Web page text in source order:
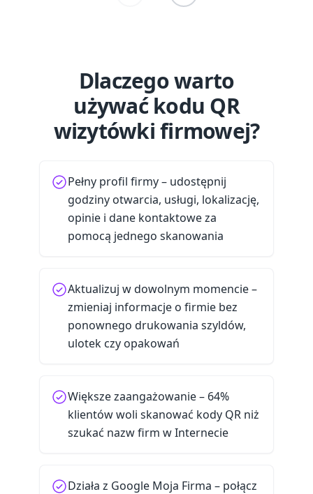
Dlaczego warto
używać kodu QR
wizytówki firmowej?
Pełny profil firmy – udostępnij
godziny otwarcia, usługi, lokalizację,
opinie i dane kontaktowe za
pomocą jednego skanowania
Aktualizuj w dowolnym momencie –
zmieniaj informacje o firmie bez
ponownego drukowania szyldów,
ulotek czy opakowań
Większe zaangażowanie – 64%
klientów woli skanować kody QR niż
szukać nazw firm w Internecie
Działa z Google Moja Firma – połącz